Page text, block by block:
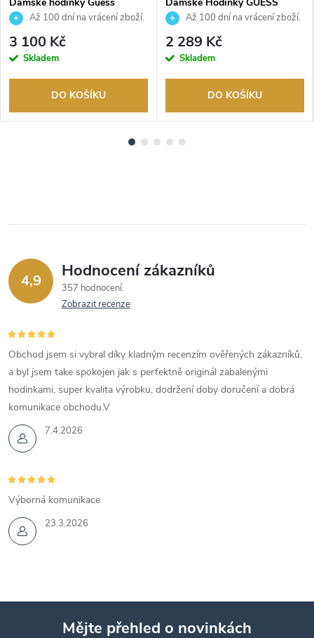
Dámské hodinky Guess
GW0550L1
Až 100 dní na vrácení zboží.
Autorizovaný prodejce.
3 100 Kč
Skladem
DO KOŠÍKU
Dámské Hodinky GUESS
GW0686L1
Až 100 dní na vrácení zboží.
Autorizovaný prodejce.
2 289 Kč
Skladem
DO KOŠÍKU
4,9 Hodnocení zákazníků
357 hodnocení
Zobrazit recenze
7.4.2026
Obchod jsem si vybral díky kladným recenzím ověřených zákazníků,
a byl jsem take spokojen jak s perfektně originál zabalenými
hodinkami, super kvalita výrobku, dodržení doby doručení a dobrá
komunikace obchodu.V
23.3.2026
Výborná komunikace
Mějte přehled o novinkách